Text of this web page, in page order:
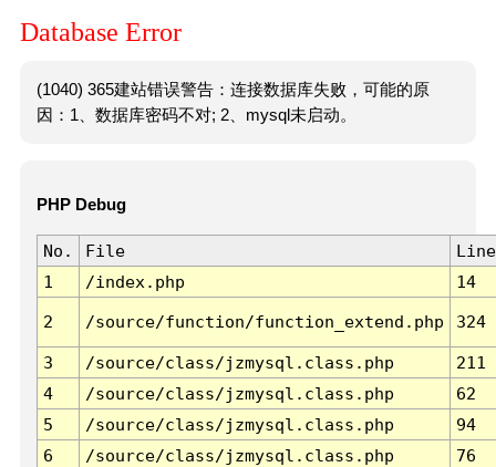
Database Error
(1040) 365建站错误警告：连接数据库失败，可能的原
因：1、数据库密码不对; 2、mysql未启动。
PHP Debug
No. File
Line
1
/index.php 14
2 /source/function/function_extend.php 324
3 /source/class/jzmysql.class.php
211
4
/source/class/jzmysql.class.php
62
5
/source/class/jzmysql.class.php
94
6
/source/class/jzmysql.class.php 76